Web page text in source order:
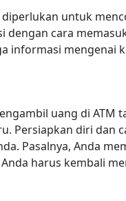
untuk
cara
informasi mengenai
uang di ATM
Persiapkan diri dan
Pasalnya, Anda
harus kembali